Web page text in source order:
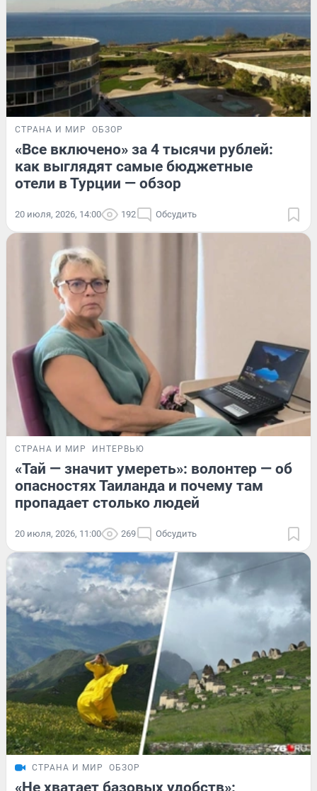
СТРАНА И МИР ОБЗОР
«Все включено» за 4 тысячи рублей:
как выглядят самые бюджетные
отели в Турции — обзор
20 июля, 2026, 14:00 192 Обсудить
СТРАНА И МИР ИНТЕРВЬЮ
«Тай — значит умереть»: волонтер — об
опасностях Таиланда и почему там
пропадает столько людей
20 июля, 2026, 11:00 269 Обсудить
СТРАНА И МИР ОБЗОР
«Не хватает базовых удобств»: